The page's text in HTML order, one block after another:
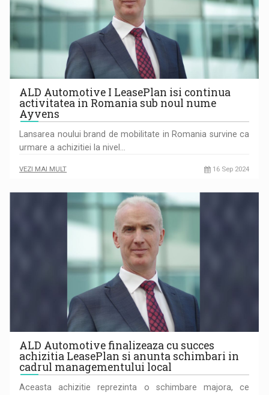
ALD Automotive I LeasePlan isi continua
activitatea in Romania sub noul nume
Ayvens
Lansarea noului brand de mobilitate in Romania survine ca
urmare a achizitiei la nivel…
VEZI MAI MULT 16 Sep 2024
ALD Automotive finalizeaza cu succes
achizitia LeasePlan si anunta schimbari in
cadrul managementului local
Aceasta achizitie reprezinta o schimbare majora, ce